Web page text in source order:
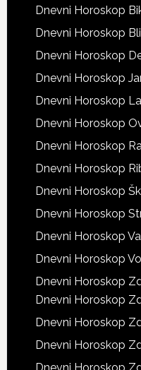
Dnevni Horoskop
Dnevni Horoskop
Dnevni Horoskop
Dnevni Horoskop
Dnevni Horoskop
Dnevni Horoskop
Dnevni Horoskop
Dnevni Horoskop
Dnevni Horoskop
Dnevni Horoskop
Dnevni Horoskop
Dnevni Horoskop
Dnevni Horoskop
Dnevni Horoskop
Dnevni Horoskop
Dnevni Horoskop